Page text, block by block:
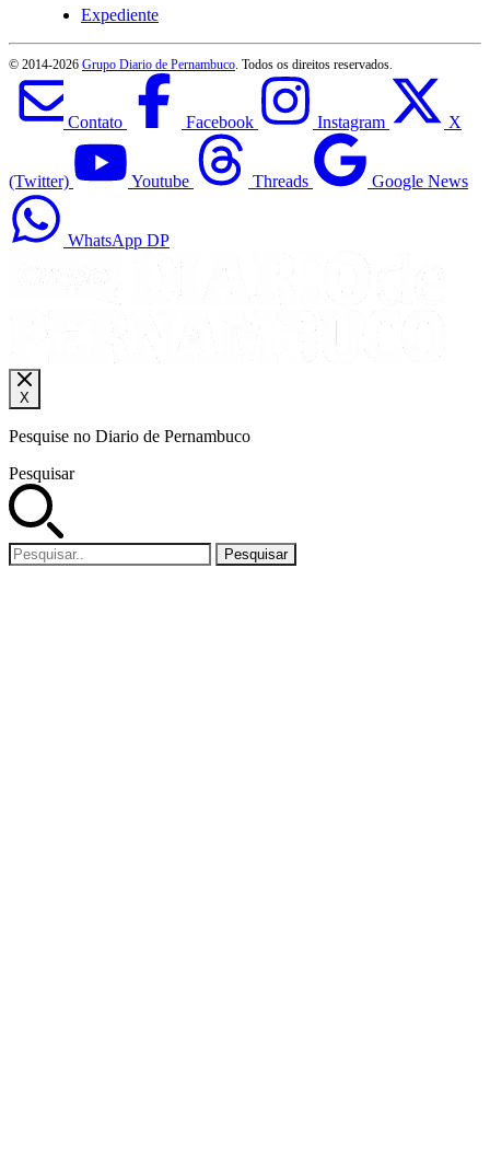
Expediente
© 2014-2026 Grupo Diario de Pernambuco . Todos os direitos reservados.
Contato Facebook Instagram X
(Twitter) Youtube Threads Google News
WhatsApp DP
X
Pesquise no Diario de Pernambuco
Pesquisar
Pesquisar